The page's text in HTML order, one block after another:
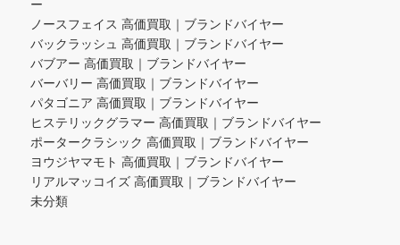
ー
ノースフェイス 高価買取｜ブランドバイヤー
バックラッシュ 高価買取｜ブランドバイヤー
バブアー 高価買取｜ブランドバイヤー
バーバリー 高価買取｜ブランドバイヤー
パタゴニア 高価買取｜ブランドバイヤー
ヒステリックグラマー 高価買取｜ブランドバイヤー
ポータークラシック 高価買取｜ブランドバイヤー
ヨウジヤマモト 高価買取｜ブランドバイヤー
リアルマッコイズ 高価買取｜ブランドバイヤー
未分類